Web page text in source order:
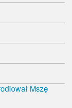
Mszę